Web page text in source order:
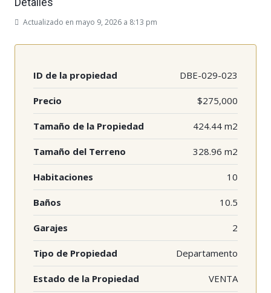
Actualizado en mayo 9, 2026 a 8:13 pm
ID de la propiedad DBE-029-023
Precio $275,000
Tamaño de la Propiedad 424.44 m2
Tamaño del Terreno 328.96 m2
Habitaciones 10
Baños 10.5
Garajes 2
Tipo de Propiedad Departamento
Estado de la Propiedad VENTA